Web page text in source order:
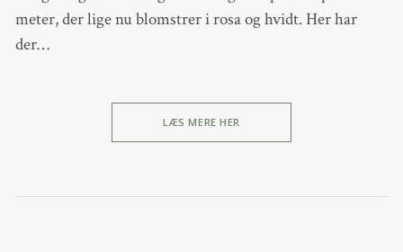
meter, der lige nu blomstrer i rosa og hvidt. Her har
der…
LÆS MERE HER